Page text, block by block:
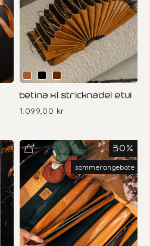
betina xl stricknadel etui
1.099,00 kr
30%
sommerangebote